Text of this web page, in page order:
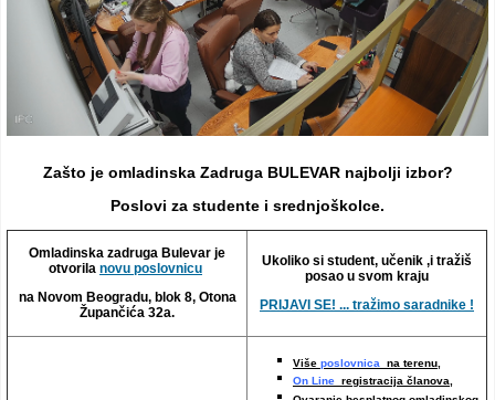
Cenovnik
Kontakt
Lokacija
Zašto je omladinska Zadruga BULEVAR najbolji izbor?
Poslovi za studente i srednjoškolce.
Omladinska zadruga Bulevar je
otvorila novu poslovnicu
na Novom Beogradu, blok 8, Otona
Župančića 32a.
Ukoliko si student, učenik ,i tražiš
posao u svom kraju
PRIJAVI SE! ... tražimo saradnike !
Više poslovnica na terenu,
On Line registracija članova,